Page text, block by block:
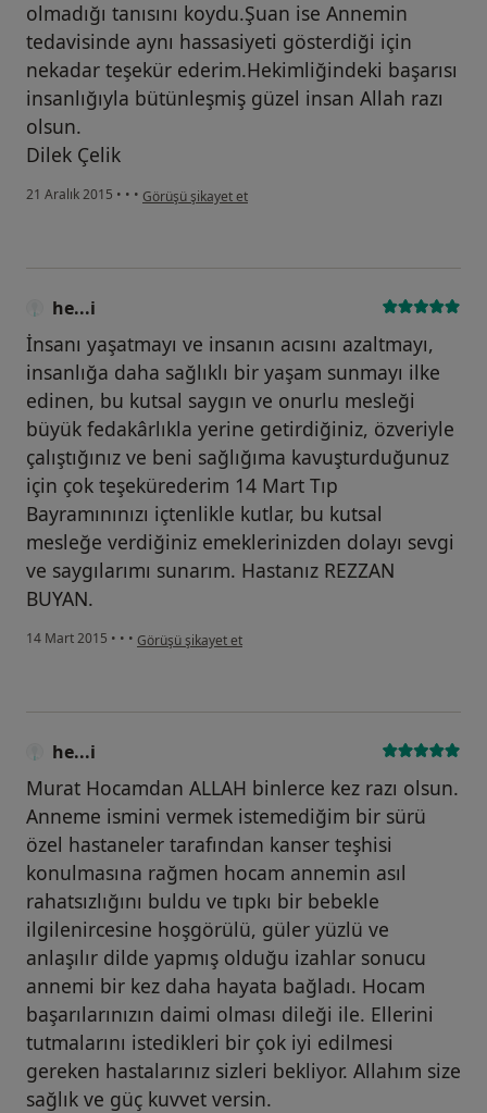
olmadığı tanısını koydu.Şuan ise Annemin
tedavisinde aynı hassasiyeti gösterdiği için
nekadar teşekür ederim.Hekimliğindeki başarısı
insanlığıyla bütünleşmiş güzel insan Allah razı
olsun.
Dilek Çelik
21 Aralık 2015 • • • kullanıcının görüşüne göre di...k
Görüşü şikayet et
he...i
İnsanı yaşatmayı ve insanın acısını azaltmayı,
insanlığa daha sağlıklı bir yaşam sunmayı ilke
edinen, bu kutsal saygın ve onurlu mesleği
büyük fedakârlıkla yerine getirdiğiniz, özveriyle
çalıştığınız ve beni sağlığıma kavuşturduğunuz
için çok teşekürederim 14 Mart Tıp
Bayramınınızı içtenlikle kutlar, bu kutsal
mesleğe verdiğiniz emeklerinizden dolayı sevgi
ve saygılarımı sunarım. Hastanız REZZAN
BUYAN.
14 Mart 2015 • • • kullanıcının görüşüne göre he...i
Görüşü şikayet et
he...i
Murat Hocamdan ALLAH binlerce kez razı olsun.
Anneme ismini vermek istemediğim bir sürü
özel hastaneler tarafından kanser teşhisi
konulmasına rağmen hocam annemin asıl
rahatsızlığını buldu ve tıpkı bir bebekle
ilgilenircesine hoşgörülü, güler yüzlü ve
anlaşılır dilde yapmış olduğu izahlar sonucu
annemi bir kez daha hayata bağladı. Hocam
başarılarınızın daimi olması dileği ile. Ellerini
tutmalarını istedikleri bir çok iyi edilmesi
gereken hastalarınız sizleri bekliyor. Allahım size
sağlık ve güç kuvvet versin.